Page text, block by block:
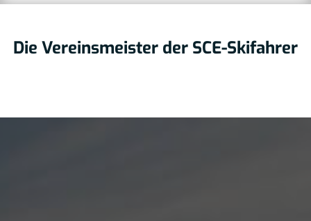
Die Vereinsmeister der SCE-Skifahrer